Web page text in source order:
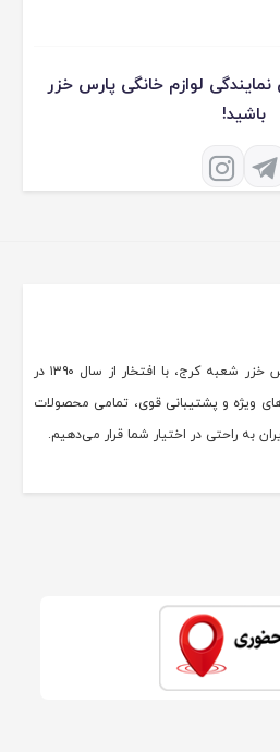
نمایندگی لوازم خانگی پارس خزر
باشید!
پارس خزر شعبه کرج ما در پارس خزر شعبه کرج، با افتخار از سال ۱۳۹۰ در
ویژه و پشتیبانی قوی، تمامی محصولات
به راحتی در اختیار شما قرار می‌دهیم.